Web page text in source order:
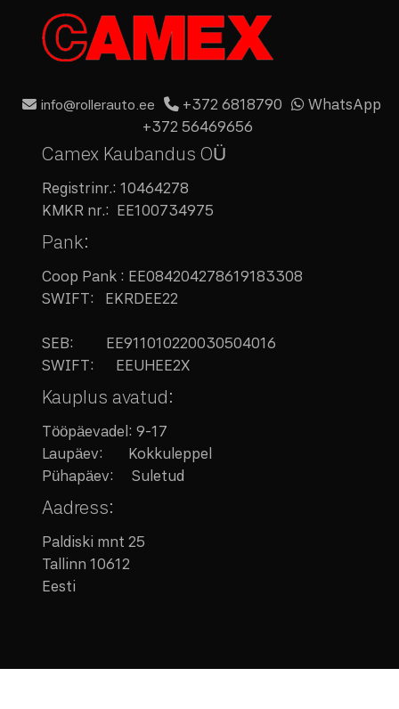
info@rollerauto.ee +372 6818790
WhatsApp
+372 56469656
Camex Kaubandus OÜ
Registrinr.: 10464278
KMKR nr.: EE100734975
Pank:
Coop Pank : EE084204278619183308
SWIFT: EKRDEE22
SEB: EE911010220030504016
SWIFT: EEUHEE2X
Kauplus avatud:
Tööpäevadel: 9-17
Laupäev: Kokkuleppel
Pühapäev: Suletud
Aadress:
Paldiski mnt 25
Tallinn 10612
Eesti